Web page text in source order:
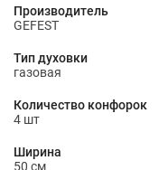
Производитель
GEFEST
Тип духовки
газовая
Количество конфорок
4 шт
Ширина
50 см